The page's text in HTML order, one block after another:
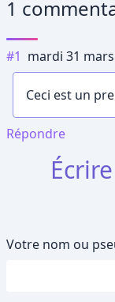
1
#1 mardi 31
Ceci est un
Répondre
Votre nom ou